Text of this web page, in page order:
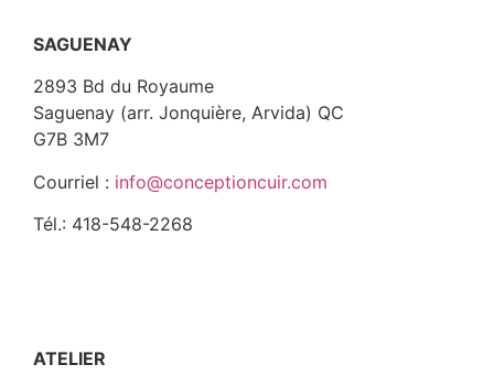
SAGUENAY
2893 Bd du Royaume
Saguenay (arr. Jonquière, Arvida) QC
G7B 3M7
Courriel : info@conceptioncuir.com
Tél.: 418-548-2268
ATELIER